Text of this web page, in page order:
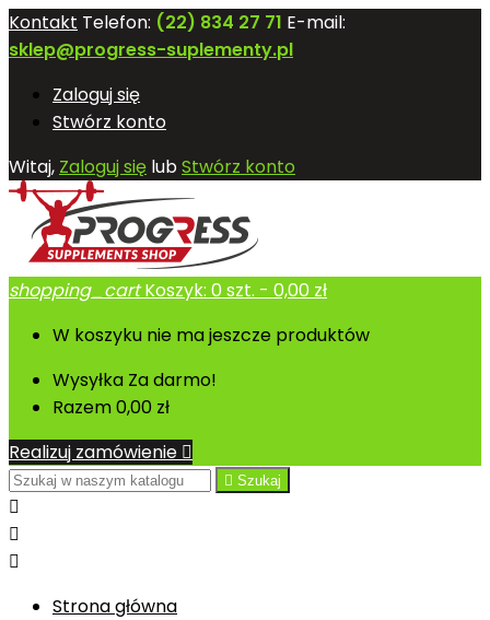
Kontakt Telefon: (22) 834 27 71 E-mail:
sklep@progress-suplementy.pl
Zaloguj się
Stwórz konto
Witaj, Zaloguj się lubStwórz konto
shopping_cart Koszyk: 0szt. - 0,00 zł
W koszyku nie ma jeszcze produktów
Wysyłka Za darmo!
Razem0,00 zł
Realizuj zamówienie 
 Szukaj



Strona główna